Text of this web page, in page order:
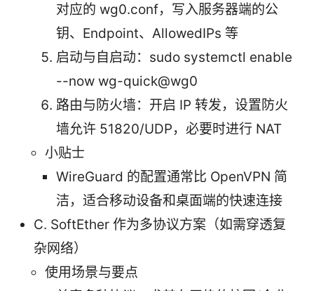
对应的 wg0.conf，写入服务器端的公
钥、Endpoint、AllowedIPs 等
启动与自启动：sudo systemctl enable
--now wg-quick@wg0
路由与防火墙：开启 IP 转发，设置防火
墙允许 51820/UDP，必要时进行 NAT
小贴士
WireGuard 的配置通常比 OpenVPN 简
洁，适合移动设备和桌面端的快速连接
C. SoftEther 作为多协议方案（如需穿透复
杂网络）
使用场景与要点